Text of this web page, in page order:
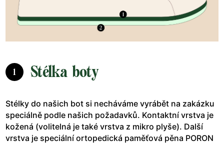
1 Stélka boty
Stélky do našich bot si necháváme vyrábět na zakázku
speciálně podle našich požadavků. Kontaktní vrstva je
kožená (volitelná je také vrstva z mikro plyše). Další
vrstva je speciální ortopedická paměťová pěna PORON